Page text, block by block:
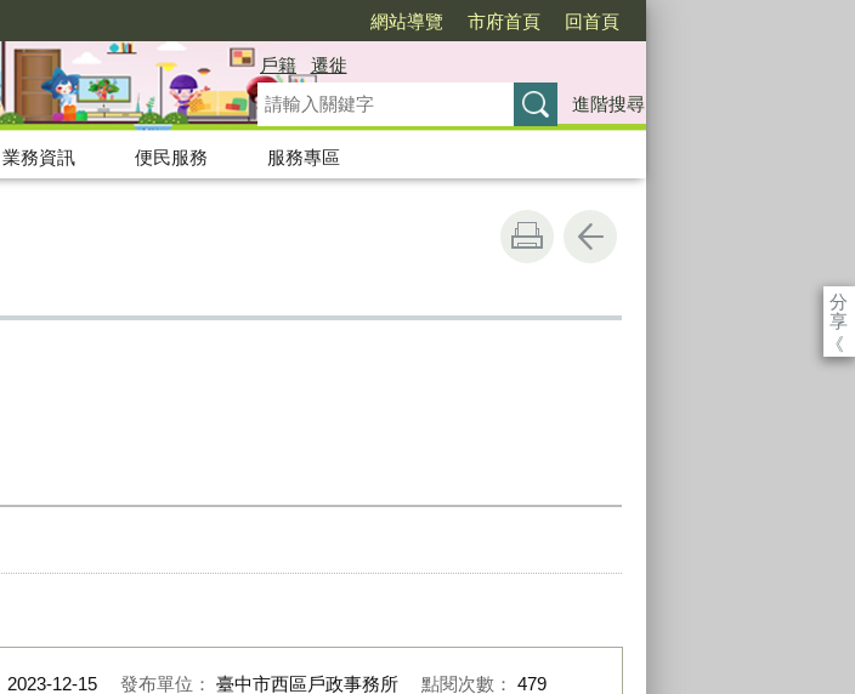
網站導覽 市府首頁 回首頁
戶籍
遷徙
進階搜尋
業務資訊 便民服務
服務專區
分
享
《
2023-12-15 發布單位： 臺中市西區戶政事務所 點閱次數： 479